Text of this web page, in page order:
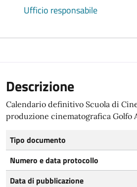
Ufficio responsabile
Descrizione
Calendario definitivo Scuola di
produzione cinematografica Golfo
Tipo documento
Numero e data protocollo
Data di pubblicazione